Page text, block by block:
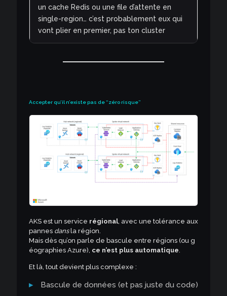
un cache Redis ou une file d’attente en
single-region… c’est probablement eux qui
vont plier en premier, pas ton cluster
Accepter qu’il n’existe pas de “zéro risque”
AKS est un service régional, avec une tolérance aux
pannes dansla région.
Mais dès qu’on parle de bascule entre régions (ou g
éographies Azure), ce n’est plus automatique
Et là, tout devient plus complexe :
Bascule de données (et pas juste du code)